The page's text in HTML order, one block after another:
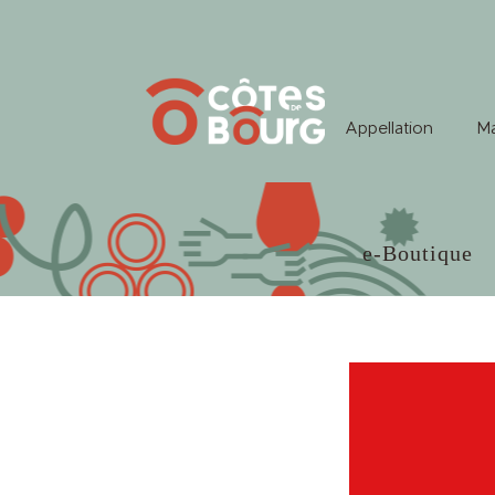
Appellation
e-Boutique